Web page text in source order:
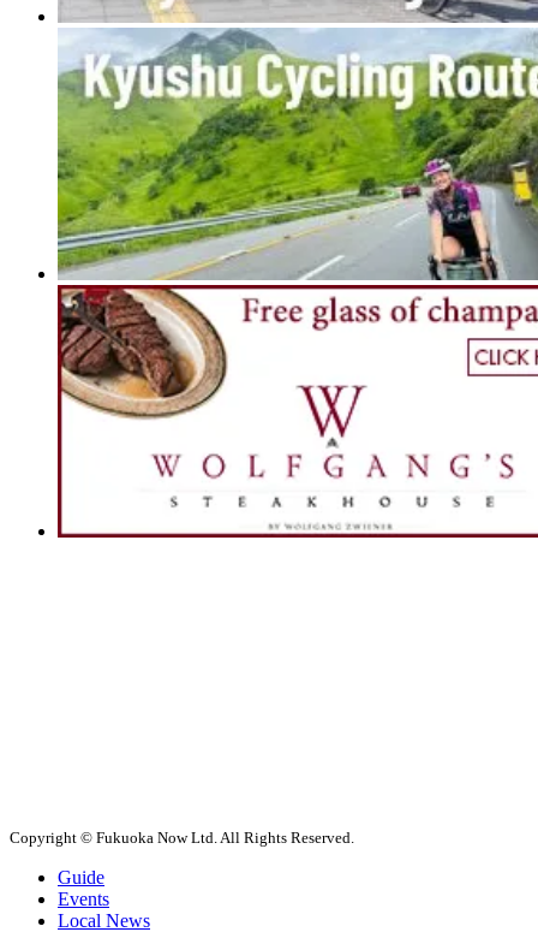
Copyright © Fukuoka Now Ltd. All Rights Reserved.
Guide
Events
Local News